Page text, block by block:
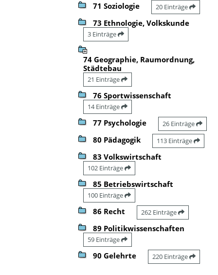
71 Soziologie 20 Einträge
73 Ethnologie, Volkskunde
3 Einträge
74 Geographie, Raumordnung,
Städtebau
21 Einträge
76 Sportwissenschaft
14 Einträge
77 Psychologie 26 Einträge
80 Pädagogik 113 Einträge
83 Volkswirtschaft
102 Einträge
85 Betriebswirtschaft
100 Einträge
86 Recht 262 Einträge
89 Politikwissenschaften
59 Einträge
90 Gelehrte 220 Einträge